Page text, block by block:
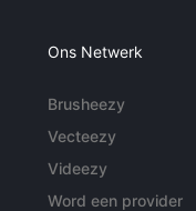
Ons Netwerk
Brusheezy
Vecteezy
Videezy
Word een provider